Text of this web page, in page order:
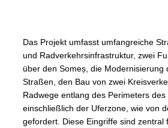
Das Projekt umfasst umfangreiche
und Radverkehrsinfrastruktur, zwei
über den Someș, die Modernisierung
Straßen, den Bau von zwei
Radwege entlang des Perimeters des
einschließlich der Uferzone, wie von
gefordert. Diese Eingriffe sind zentral